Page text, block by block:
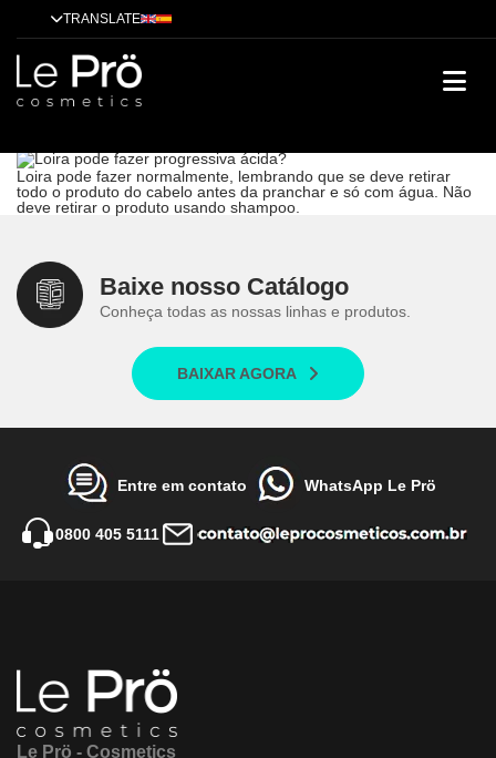
TRANSLATE
Loira pode fazer progressiva ácida?
Tendências Tratamentos
Loira pode fazer normalmente, lembrando que se deve retirar
todo o produto do cabelo antes da pranchar e só com água. Não
deve retirar o produto usando shampoo.
Baixe nosso Catálogo
Conheça todas as nossas linhas e produtos.
BAIXAR AGORA
Entre em contato WhatsApp Le Prö
0800 405 5111
Le Prö - Cosmetics